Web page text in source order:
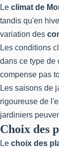
Le climat de
tandis qu'en
variation des
Les conditions
dans ce type de
compense pas
Les saisons de
rigoureuse de
jardiniers
Choix des
Le choix des